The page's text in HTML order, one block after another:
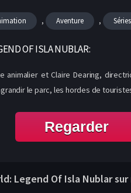
, Aventure ,
OF ISLA NUBLAR:
animalier et Claire Dearing,
le parc, les hordes de
Regarder
Legend Of Isla Nublar